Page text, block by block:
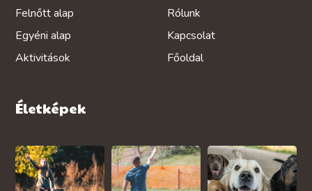
Felnőtt alap
Egyéni alap
Aktivitások
Rólunk
Kapcsolat
Főoldal
Életképek